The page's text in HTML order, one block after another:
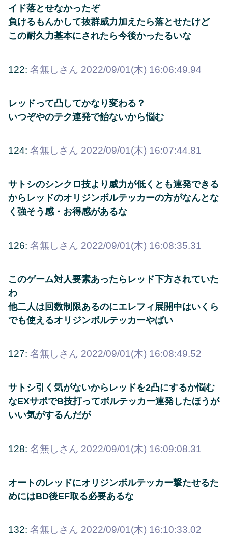
イド落とせなかったぞ
負けるもんかして抜群威力加えたら落とせたけど
この耐久力基本にされたら今後かったるいな
122: 名無しさん 2022/09/01(木) 16:06:49.94
レッドって凸してかなり変わる？
いつぞやのテク連発で飴ないから悩む
124: 名無しさん 2022/09/01(木) 16:07:44.81
サトシのシンクロ技より威力が低くとも連発できる
からレッドのオリジンボルテッカーの方がなんとな
く強そう感・お得感があるな
126: 名無しさん 2022/09/01(木) 16:08:35.31
このゲーム対人要素あったらレッド下方されていた
わ
他二人は回数制限あるのにエレフィ展開中はいくら
でも使えるオリジンボルテッカーやばい
127: 名無しさん 2022/09/01(木) 16:08:49.52
サトシ引く気がないからレッドを2凸にするか悩む
なEXサポでB技打ってボルテッカー連発したほうが
いい気がするんだが
128: 名無しさん 2022/09/01(木) 16:09:08.31
オートのレッドにオリジンボルテッカー撃たせるた
めにはBD後EF取る必要あるな
132: 名無しさん 2022/09/01(木) 16:10:33.02